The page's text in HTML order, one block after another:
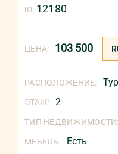
ЦЕНА: 103 500
ID: 12180
РАСПОЛОЖЕНИЕ:
ЭТАЖ: 2
ТИП НЕДВИЖИМОСТИ:
МЕБЕЛЬ: Есть